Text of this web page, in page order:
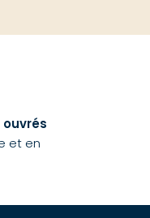
ouvrés
et en